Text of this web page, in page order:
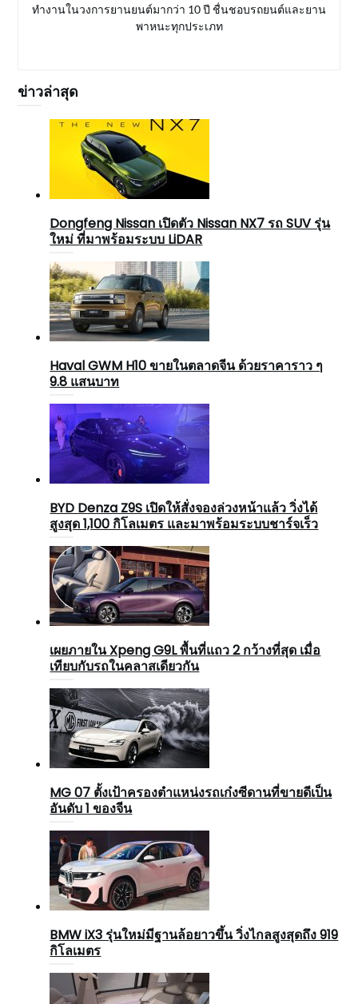
ทำงานในวงการยานยนต์มากว่า 10 ปี ชื่นชอบรถยนต์และยาน
พาหนะทุกประเภท
ข่าวล่าสุด
Dongfeng Nissan เปิดตัว Nissan NX7 รถ SUV รุ่น
ใหม่ ที่มาพร้อมระบบ LiDAR
Haval GWM H10 ขายในตลาดจีน ด้วยราคาราว ๆ
9.8 แสนบาท
BYD Denza Z9S เปิดให้สั่งจองล่วงหน้าแล้ว วิ่งได้
สูงสุด 1,100 กิโลเมตร และมาพร้อมระบบชาร์จเร็ว
เผยภายใน Xpeng G9L พื้นที่แถว 2 กว้างที่สุด เมื่อ
เทียบกับรถในคลาสเดียวกัน
MG 07 ตั้งเป้าครองตำแหน่งรถเก๋งซีดานที่ขายดีเป็น
อันดับ 1 ของจีน
BMW iX3 รุ่นใหม่มีฐานล้อยาวขึ้น วิ่งไกลสูงสุดถึง 919
กิโลเมตร